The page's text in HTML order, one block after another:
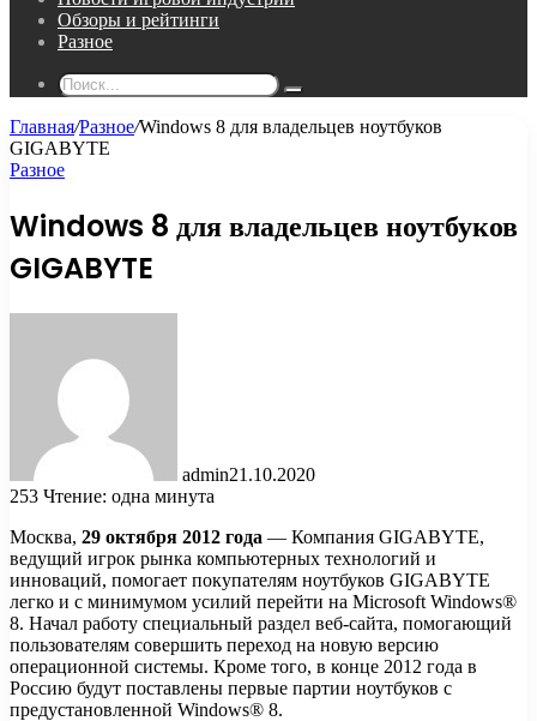
Обзоры и рейтинги
Разное
Поиск...
Главная/Разное/Windows 8 для владельцев ноутбуков
GIGABYTE
Разное
Windows 8 для владельцев ноутбуков
GIGABYTE
admin21.10.2020
253 Чтение: одна минута
Москва, 29 октября 2012 года — Компания GIGABYTE,
ведущий игрок рынка компьютерных технологий и
инноваций, помогает покупателям ноутбуков GIGABYTE
легко и с минимумом усилий перейти на Microsoft Windows®
8. Начал работу специальный раздел веб-сайта, помогающий
пользователям совершить переход на новую версию
операционной системы. Кроме того, в конце 2012 года в
Россию будут поставлены первые партии ноутбуков с
предустановленной Windows® 8.